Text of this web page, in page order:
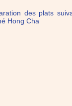
des plats
Hong Cha